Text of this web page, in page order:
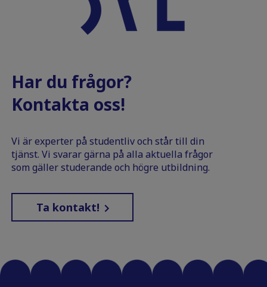
Har du frågor?
Kontakta oss!
Vi är experter på studentliv och står till din
tjänst. Vi svarar gärna på alla aktuella frågor
som gäller studerande och högre utbildning.
Ta kontakt!